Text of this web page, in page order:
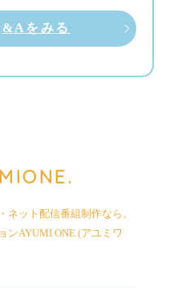
をみる
ONE.
ネット配信番組制作なら、
ンAYUMI ONE.(アユミワ